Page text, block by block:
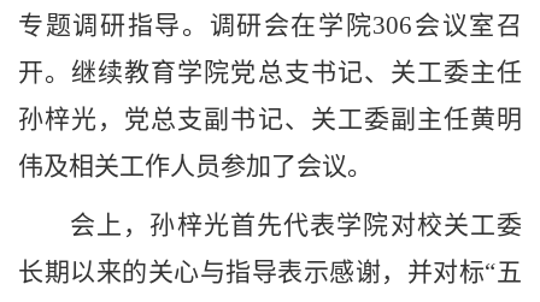
专题调研指导。调研会在学院306会议室召
开。继续教育学院党总支书记、关工委主任
孙梓光，党总支副书记、关工委副主任黄明
伟及相关工作人员参加了会议。
会上，孙梓光首先代表学院对校关工委
长期以来的关心与指导表示感谢，并对标“五